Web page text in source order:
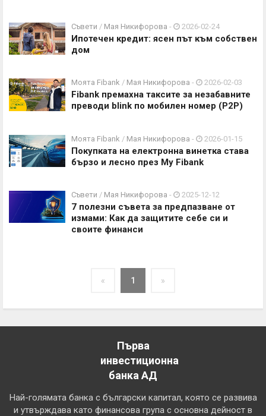
Съвети / Мая Никифорова - 2026-02-24
Ипотечен кредит: ясен път към собствен
дом
Моята Fibank / Мая Никифорова - 2026-02-03
Fibank премахна таксите за незабавните
преводи blink по мобилен номер (P2P)
Моята Fibank / Мая Никифорова - 2026-01-15
Покупката на електронна винетка става
бързо и лесно през My Fibank
Съвети / Мая Никифорова - 2025-12-12
7 полезни съвета за предпазване от
измами: Как да защитите себе си и
своите финанси
« 1 »
Първа
инвестиционна
банка АД
Най-голямата банка с български капитал, която се развива
и утвърждава като финансова група с основна дейност в